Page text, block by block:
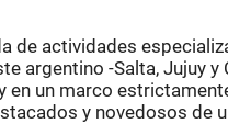
de actividades
argentino -Salta, Jujuy
en un marco
y novedosos de